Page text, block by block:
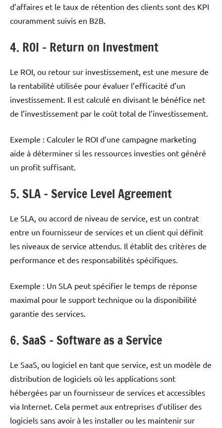
d’affaires et le taux de rétention des clients sont des KPI
couramment suivis en B2B.
4. ROI – Return on Investment
Le ROI, ou retour sur investissement, est une mesure de
la rentabilité utilisée pour évaluer l’efficacité d’un
investissement. Il est calculé en divisant le bénéfice net
de l’investissement par le coût total de l’investissement.
Exemple : Calculer le ROI d’une campagne marketing
aide à déterminer si les ressources investies ont généré
un profit suffisant.
5. SLA – Service Level Agreement
Le SLA, ou accord de niveau de service, est un contrat
entre un fournisseur de services et un client qui définit
les niveaux de service attendus. Il établit des critères de
performance et des responsabilités spécifiques.
Exemple : Un SLA peut spécifier le temps de réponse
maximal pour le support technique ou la disponibilité
garantie des services.
6. SaaS – Software as a Service
Le SaaS, ou logiciel en tant que service, est un modèle de
distribution de logiciels où les applications sont
hébergées par un fournisseur de services et accessibles
via Internet. Cela permet aux entreprises d’utiliser des
logiciels sans avoir à les installer ou les maintenir sur